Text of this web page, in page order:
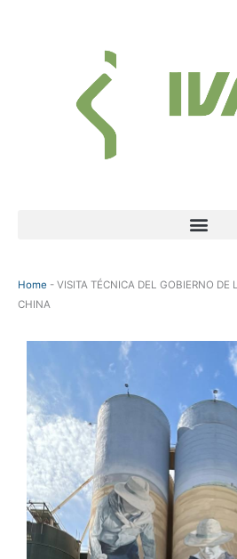
Home - VISITA TÉCNICA DEL GOBIERNO DE
CHINA